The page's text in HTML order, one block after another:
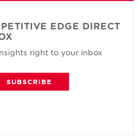
EDGE DIRECT
right to your inbox
SUBSCRIBE